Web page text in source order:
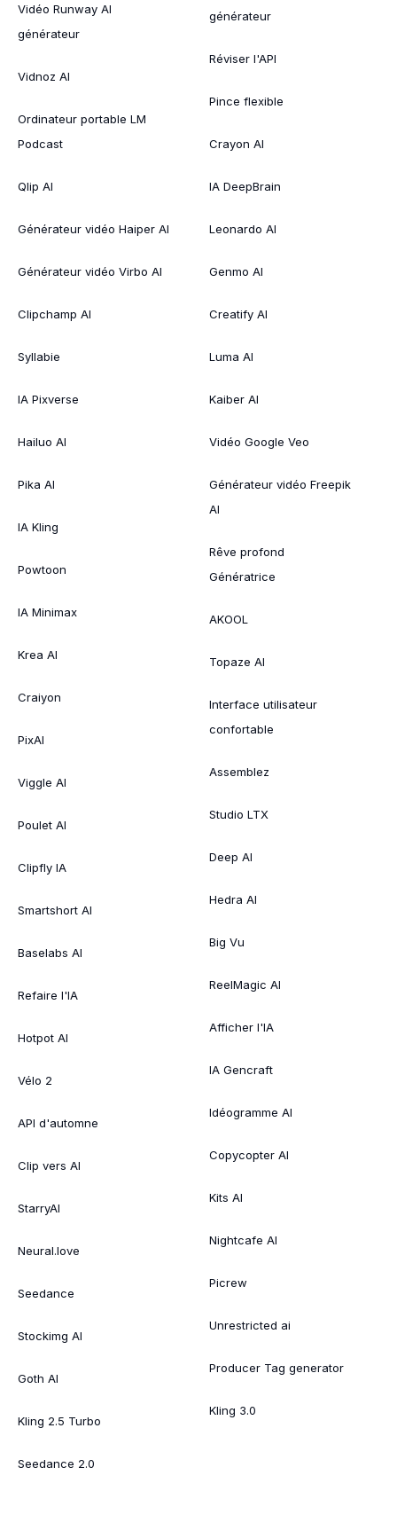
Vidéo Runway AI
générateur
Vidnoz AI
Ordinateur portable LM
Podcast
Qlip AI
Générateur vidéo Haiper AI
Générateur vidéo Virbo AI
Clipchamp AI
Syllabie
IA Pixverse
Hailuo AI
Pika AI
IA Kling
Powtoon
IA Minimax
Krea AI
Craiyon
PixAI
Viggle AI
Poulet AI
Clipfly IA
Smartshort AI
Baselabs AI
Refaire l'IA
Hotpot AI
Vélo 2
API d'automne
Clip vers AI
StarryAI
Neural.love
Seedance
Stockimg AI
Goth AI
Kling 2.5 Turbo
Seedance 2.0
générateur
Réviser l'API
Pince flexible
Crayon AI
IA DeepBrain
Leonardo AI
Genmo AI
Creatify AI
Luma AI
Kaiber AI
Vidéo Google Veo
Générateur vidéo Freepik
AI
Rêve profond
Génératrice
AKOOL
Topaze AI
Interface utilisateur
confortable
Assemblez
Studio LTX
Deep AI
Hedra AI
Big Vu
ReelMagic AI
Afficher l'IA
IA Gencraft
Idéogramme AI
Copycopter AI
Kits AI
Nightcafe AI
Picrew
Unrestricted ai
Producer Tag generator
Kling 3.0